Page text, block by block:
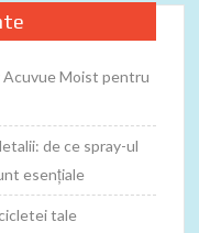
Moist pentru
de ce spray-ul
esențiale
tale